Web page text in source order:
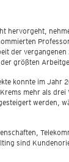
hervorgeht,
der vergangenen
größten
konnte im Jahr
mehr als
werden,
sind